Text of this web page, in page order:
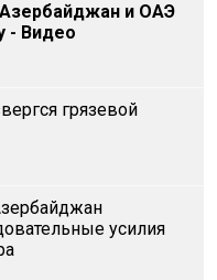
и ОАЭ
- Видео
грязевой
усилия